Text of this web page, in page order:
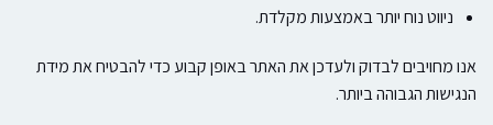
ניווט נוח יותר באמצעות מקלדת.
אנו מחויבים לבדוק ולעדכן את האתר באופן קבוע כדי להבטיח את מידת
הנגישות הגבוהה ביותר.